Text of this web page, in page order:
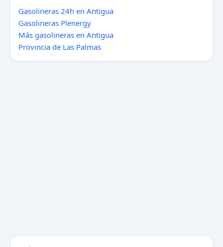
Gasolineras 24h en Antigua
Gasolineras Plenergy
Más gasolineras en Antigua
Provincia de Las Palmas